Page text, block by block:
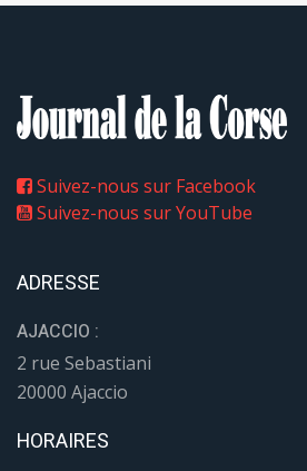
Suivez-nous sur Facebook
Suivez-nous sur YouTube
ADRESSE
AJACCIO :
2 rue Sebastiani
20000 Ajaccio
HORAIRES